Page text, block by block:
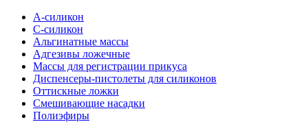
А-силикон
C-силикон
Альгинатные массы
Адгезивы ложечные
Массы для регистрации прикуса
Диспенсеры-пистолеты для силиконов
Оттискные ложки
Смешивающие насадки
Полиэфиры